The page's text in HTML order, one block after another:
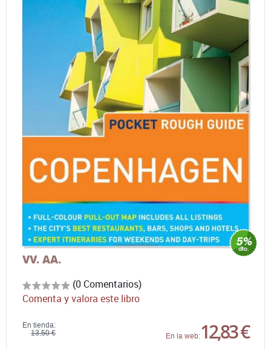
VV. AA.
(0 Comentarios)
Comenta y valora este libro
En tienda:
13,50 €
En la web:12,83 €